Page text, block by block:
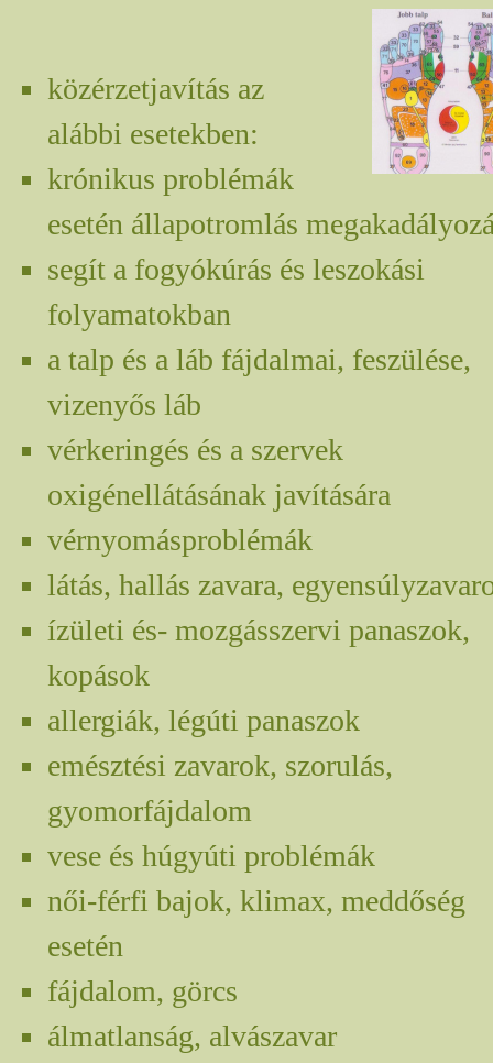
közérzetjavítás az
alábbi esetekben:
krónikus problémák
esetén állapotromlás
segít a fogyókúrás és leszokási
folyamatokban
a talp és a láb fájdalmai, feszülése,
vizenyős láb
vérkeringés és a szervek
oxigénellátásának javítására
vérnyomásproblémák
látás, hallás zavara,
ízületi és- mozgásszervi panaszok,
kopások
allergiák, légúti panaszok
emésztési zavarok, szorulás,
gyomorfájdalom
vese és húgyúti problémák
női-férfi bajok, klimax, meddőség
esetén
fájdalom, görcs
álmatlanság, alvászavar